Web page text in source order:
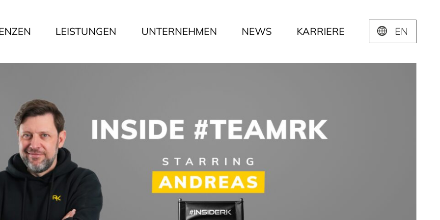
LEISTUNGEN UNTERNEHMEN NEWS KARRIERE EN